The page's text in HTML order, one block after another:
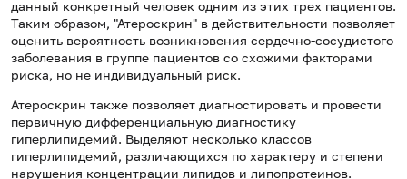
данный конкретный человек одним из этих трех пациентов.
Таким образом, "Атероскрин" в действительности позволяет
оценить вероятность возникновения сердечно-сосудистого
заболевания в группе пациентов со схожими факторами
риска, но не индивидуальный риск.
Атероскрин также позволяет диагностировать и провести
первичную дифференциальную диагностику
гиперлипидемий. Выделяют несколько классов
гиперлипидемий, различающихся по характеру и степени
нарушения концентрации липидов и липопротеинов.